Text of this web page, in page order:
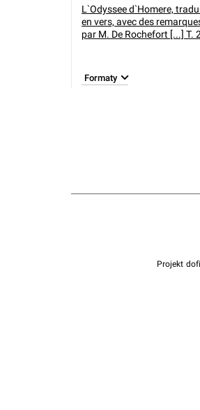
L`Odyssee d`Homere,
en vers, avec des
par M. De Rochefort [...] T.
Formaty
Projekt